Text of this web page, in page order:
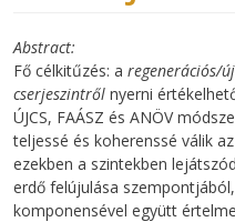
Abstract
Fő célkitűzés: a regenerációs/
cserjeszintről nyerni
ÚJCS, FAÁSZ és ANÖV
teljessé és koherenssé válik
ezekben a szintekben
erdő felújulása
komponensével együtt